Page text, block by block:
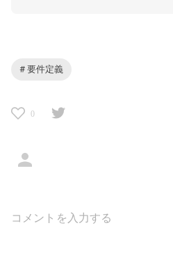
# 要件定義
0